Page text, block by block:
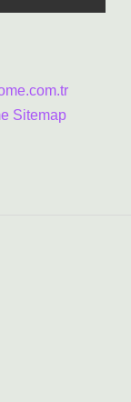
Sitemap